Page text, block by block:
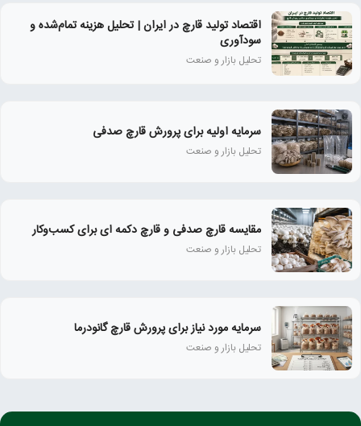
اقتصاد تولید قارچ در ایران | تحلیل هزینه تمام‌شده و
سودآوری
تحلیل بازار و صنعت
سرمایه اولیه برای پرورش قارچ صدفی
تحلیل بازار و صنعت
مقایسه قارچ صدفی و قارچ دکمه‌ ای برای کسب‌وکار
تحلیل بازار و صنعت
سرمایه مورد نیاز برای پرورش قارچ گانودرما
تحلیل بازار و صنعت